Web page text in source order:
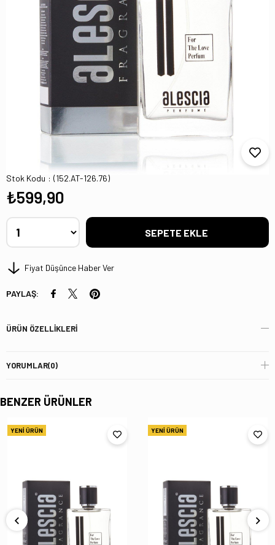
100 ML Erkek Parfüm
Stok Kodu (152.AT-126.76)
₺599,90
Fiyat Düşünce Haber Ver
PAYLAŞ:
ÜRÜN ÖZELLIKLERI
YORUMLAR(0)
BENZER ÜRÜNLER
YENI ÜRÜN YENI ÜRÜN